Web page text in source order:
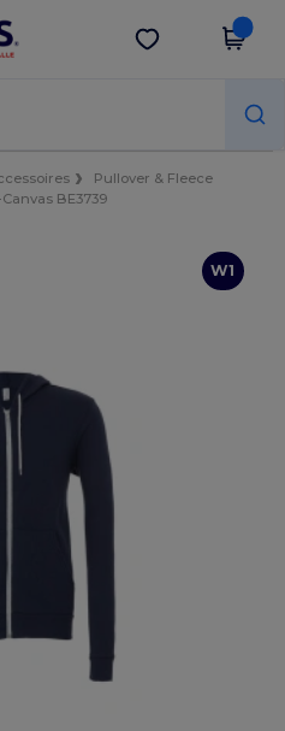
App holen
Pullover & Fleece
BE3739
W1